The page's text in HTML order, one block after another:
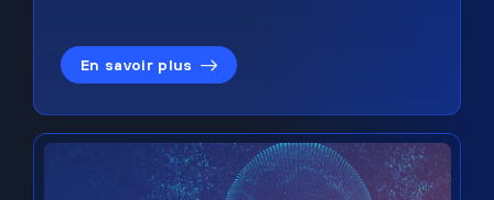
En savoir plus